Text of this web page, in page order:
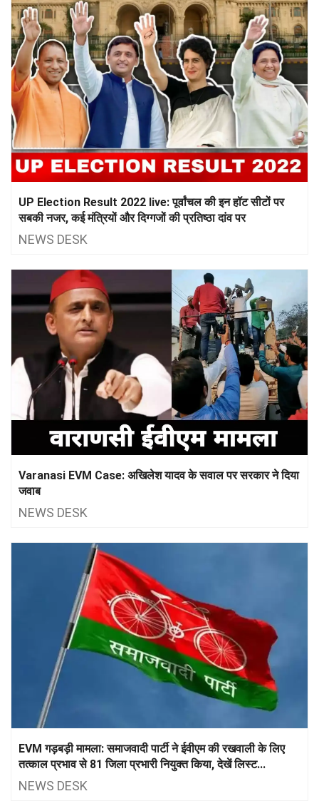
UP Election Result 2022 live: पूर्वांचल की इन हॉट सीटों पर
सबकी नजर, कई मंत्रियों और दिग्गजों की प्रतिष्ठा दांव पर
NEWS DESK
Varanasi EVM Case: अखिलेश यादव के सवाल पर सरकार ने दिया
जवाब
NEWS DESK
EVM गड़बड़ी मामला: समाजवादी पार्टी ने ईवीएम की रखवाली के लिए
तत्काल प्रभाव से 81 जिला प्रभारी नियुक्त किया, देखें लिस्ट...
NEWS DESK